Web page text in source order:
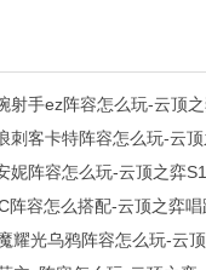
射手ez阵容怎么玩-云顶
刺客卡特阵容怎么玩-云
妮阵容怎么玩-云顶之弈
阵容怎么搭配-云顶之弈
耀光乌鸦阵容怎么玩-云